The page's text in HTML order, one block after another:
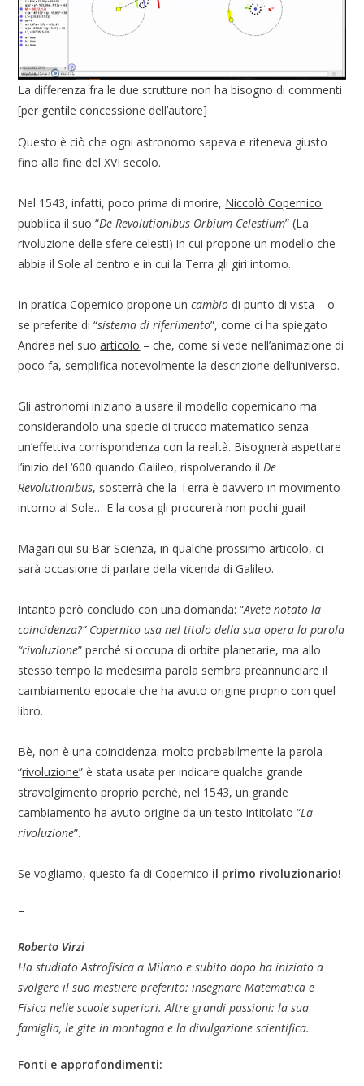
La differenza fra le due strutture non ha bisogno di commenti
[per gentile concessione dell’autore]
Questo è ciò che ogni astronomo sapeva e riteneva giusto
fino alla fine del XVI secolo.
Nel 1543, infatti, poco prima di morire, Niccolò Copernico
pubblica il suo “De Revolutionibus Orbium Celestium” (La
rivoluzione delle sfere celesti) in cui propone un modello che
abbia il Sole al centro e in cui la Terra gli giri intorno.
In pratica Copernico propone uncambio di punto di vista – o
se preferite di “sistema di riferimento”, come ci ha spiegato
Andrea nel suoarticolo – che, come si vede nell’animazione di
poco fa, semplifica notevolmente la descrizione dell’universo.
Gli astronomi iniziano a usare il modello copernicano ma
considerandolo una specie di trucco matematico senza
un’effettiva corrispondenza con la realtà. Bisognerà aspettare
l’inizio del ‘600 quando Galileo, rispolverando il De
Revolutionibus, sosterrà che la Terra è davvero in movimento
intorno al Sole… E la cosa gli procurerà non pochi guai!
Magari qui su Bar Scienza, in qualche prossimo articolo, ci
sarà occasione di parlare della vicenda di Galileo.
Intanto però concludo con una domanda: “Avete notato la
coincidenza?” Copernico usa nel titolo della sua opera la parola
“rivoluzione” perché si occupa di orbite planetarie, ma allo
stesso tempo la medesima parola sembra preannunciare il
cambiamento epocale che ha avuto origine proprio con quel
libro.
Bè, non è una coincidenza: molto probabilmente la parola
“rivoluzione” è stata usata per indicare qualche grande
stravolgimento proprio perché, nel 1543, un grande
cambiamento ha avuto origine da un testo intitolato “La
rivoluzione”.
Se vogliamo, questo fa di Copernico il primo rivoluzionario!
–
Roberto Virzi
Ha studiato Astrofisica a Milano e subito dopo ha iniziato a
svolgere il suo mestiere preferito: insegnare Matematica e
Fisica nelle scuole superiori. Altre grandi passioni: la sua
famiglia, le gite in montagna e la divulgazione scientifica.
Fonti e approfondimenti: